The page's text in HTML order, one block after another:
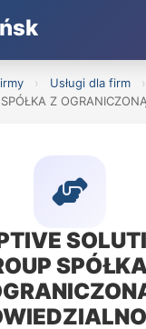
› Usługi dla firm ›
Z